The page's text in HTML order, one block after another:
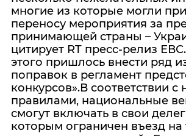
многие из которые могли
переносу мероприятия за
принимающей страны –
цитирует RT пресс-релиз
этого пришлось внести ряд
поправок в регламент
конкурсов».В соответствии
правилами, национальные
смогут включать в свои
которым ограничен въезд